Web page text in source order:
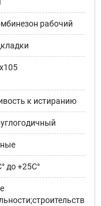
рабочий
к истиранию
до +25С°